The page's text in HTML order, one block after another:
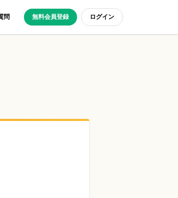
問 無料会員登録 ログイン